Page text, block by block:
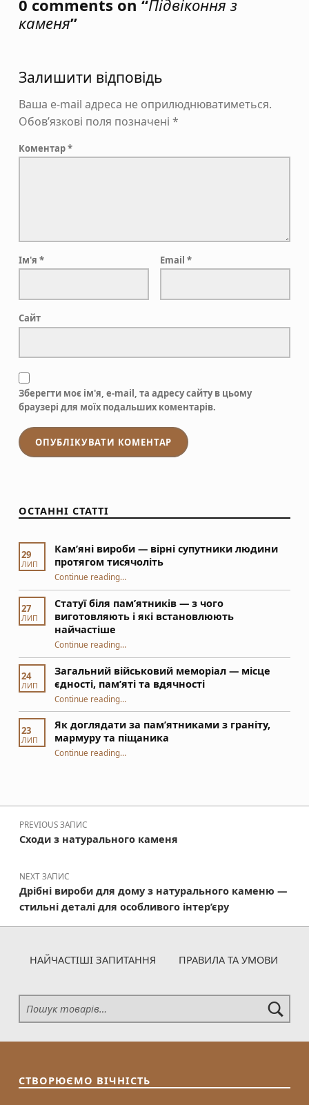
0 comments on “Підвіконня з
каменя”
Залишити відповідь
Ваша e-mail адреса не оприлюднюватиметься.
Обов’язкові поля позначені *
Коментар*
Ім'я * Email *
Сайт
Зберегти моє ім'я, e-mail, та адресу сайту в цьому
браузері для моїх подальших коментарів.
ОСТАННІ СТАТТІ
29
ЛИП
Кам’яні вироби — вірні супутники людини
протягом тисячоліть
Continue reading“Кам’яні вироби — вірні супутники людини протягом тисячоліть”
…
27
ЛИП
Статуї біля пам’ятників — з чого
виготовляють і які встановлюють
найчастіше
Continue reading“Статуї біля пам’ятників — з чого виготовляють і які встановлюють найчастіше”
…
24
ЛИП
Загальний військовий меморіал — місце
єдності, пам’яті та вдячності
Continue reading“Загальний військовий меморіал — місце єдності, пам’яті та вдячності”
…
23
ЛИП
Як доглядати за пам’ятниками з граніту,
мармуру та піщаника
Continue reading“Як доглядати за пам’ятниками з граніту, мармуру та піщаника”
…
Навігація записів
PREVIOUS ЗАПИС
Сходи з натурального каменя
NEXT ЗАПИС
Дрібні вироби для дому з натурального каменю —
стильні деталі для особливого інтер’єру
НАЙЧАСТІШІ ЗАПИТАННЯ ПРАВИЛА ТА УМОВИ
Шукати:
СТВОРЮЄМО ВІЧНІСТЬ